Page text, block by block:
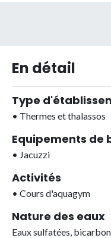
En détail
Type
• Thermes et thalassos
Equipements de
• Jacuzzi
Activités
• Cours d'aquagym
Nature des eaux
Eaux sulfatées,